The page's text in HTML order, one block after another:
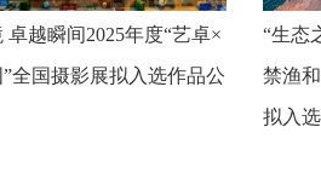
卓越瞬间2025年度“艺卓×
全国摄影展拟入选作品公
“生态
禁渔
拟入